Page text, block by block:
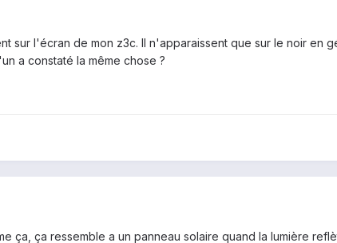
sur l'écran de mon z3c. Il n'apparaissent que sur le noir en
a constaté la même chose ?
ça, ça ressemble a un panneau solaire quand la lumière